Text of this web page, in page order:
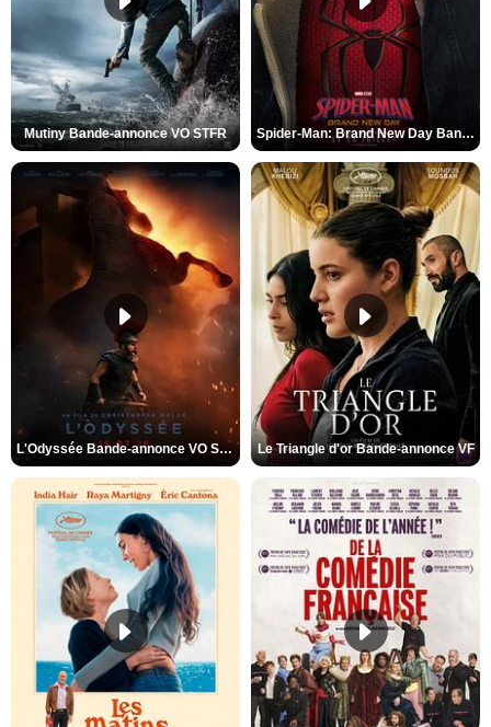
Mutiny Bande-annonce VO STFR Spider-Man: Brand New Day Bande-annonce VO STFR
L'Odyssée Bande-annonce VO STFR Le Triangle d'or Bande-annonce VF